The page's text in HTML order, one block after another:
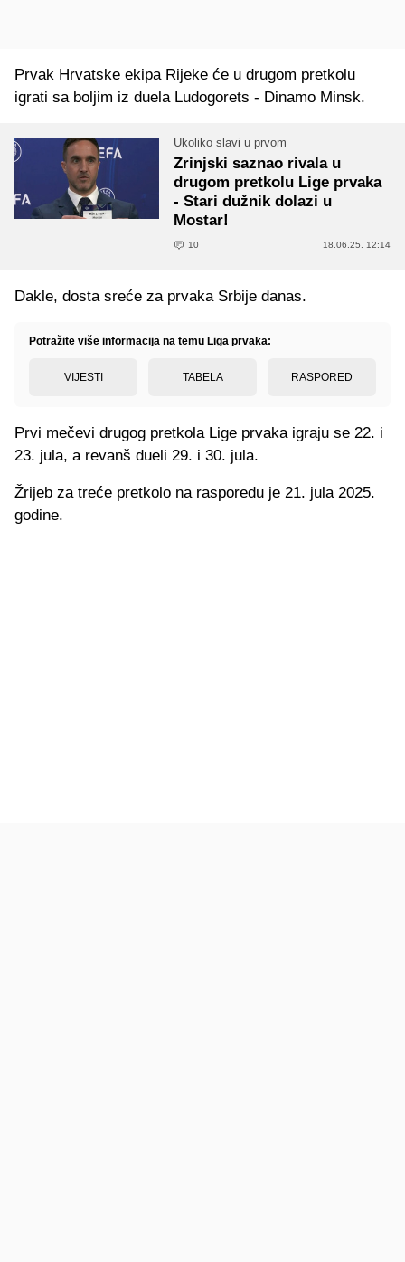
Prvak Hrvatske ekipa Rijeke će u drugom pretkolu
igrati sa boljim iz duela Ludogorets - Dinamo Minsk.
Ukoliko slavi u prvom
Zrinjski saznao rivala u
drugom pretkolu Lige prvaka
- Stari dužnik dolazi u
Mostar!
10 18.06.25. 12:14
Dakle, dosta sreće za prvaka Srbije danas.
Potražite više informacija na temu Liga prvaka:
VIJESTI TABELA RASPORED
Prvi mečevi drugog pretkola Lige prvaka igraju se 22. i
23. jula, a revanš dueli 29. i 30. jula.
Žrijeb za treće pretkolo na rasporedu je 21. jula 2025.
godine.